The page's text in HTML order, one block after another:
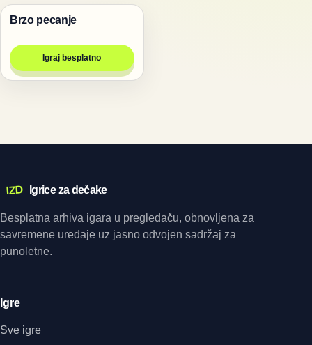
Igre
Brzo pecanje
Igraj besplatno
IZD Igrice za dečake
Besplatna arhiva igara u pregledaču, obnovljena za
savremene uređaje uz jasno odvojen sadržaj za
punoletne.
Igre
Sve igre